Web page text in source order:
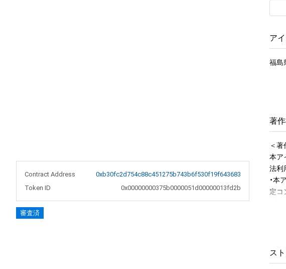
Contract Address
0xb30fc2d754c88c451275b743b6f530f19f643683
Token ID
0x00000000375b0000051d00000013fd2b
審査済
ア
福島
著
＜著
本ア
法利
・本
定コ
・
ス